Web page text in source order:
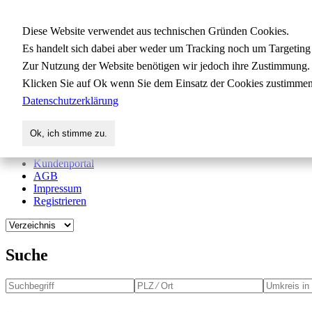
Gewerbedatenbank.org
für Handwerk, Dienstleistung,
Verzeichnis
Kundenportal
AGB
Impressum
Registrieren
Suche
Diese Website verwendet aus technischen Gründen Cookies.
Es handelt sich dabei aber weder um Tracking noch um
Zur Nutzung der Website benötigen wir jedoch ihre Zustimmung.
Klicken Sie auf Ok wenn Sie dem Einsatz der Cookies
Datenschutzerklärung
Ok, ich stimme zu.